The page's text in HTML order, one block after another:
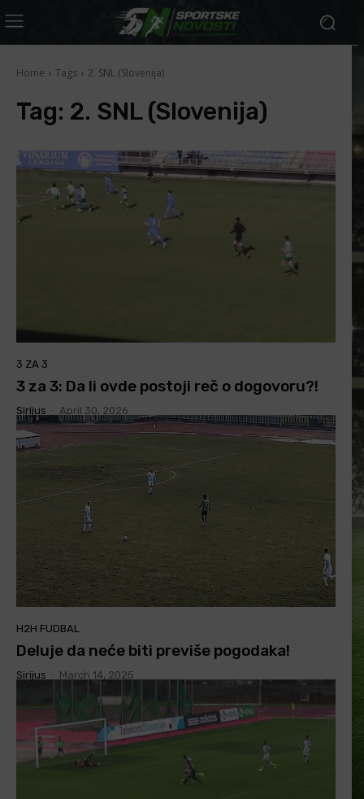
Home Tags 2. SNL (Slovenija)
Tag: 2. SNL (Slovenija)
3 ZA 3
3 za 3: Da li ovde postoji reč o dogovoru?!
Sirijus April 30, 2026
H2H FUDBAL
Deluje da neće biti previše pogodaka!
Sirijus March 14, 2025